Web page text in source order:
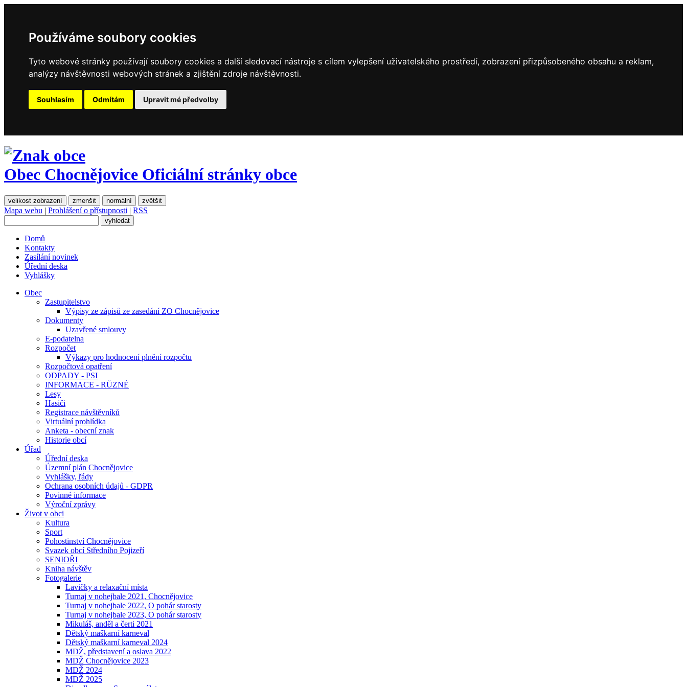
Používáme soubory cookies
Tyto webové stránky používají soubory cookies a další sledovací nástroje s cílem vylepšení uživatelského prostředí, zobrazení přizpůsobeného obsahu a reklam,
analýzy návštěvnosti webových stránek a zjištění zdroje návštěvnosti.
Souhlasím Odmítám Upravit mé předvolby
Obec Chocnějovice Oficiální stránky obce
velikost zobrazení zmenšit normální zvětšit
Mapa webu | Prohlášení o přístupnosti | RSS
Domů
Kontakty
Zasílání novinek
Úřední deska
Vyhlášky
Obec
Zastupitelstvo
Výpisy ze zápisů ze zasedání ZO Chocnějovice
Dokumenty
Uzavřené smlouvy
E-podatelna
Rozpočet
Výkazy pro hodnocení plnění rozpočtu
Rozpočtová opatření
ODPADY - PSI
INFORMACE - RŮZNÉ
Lesy
Hasiči
Registrace návštěvníků
Virtuální prohlídka
Anketa - obecní znak
Historie obcí
Úřad
Úřední deska
Územní plán Chocnějovice
Vyhlášky, řády
Ochrana osobních údajů - GDPR
Povinné informace
Výroční zprávy
Život v obci
Kultura
Sport
Pohostinství Chocnějovice
Svazek obcí Středního Pojizeří
SENIOŘI
Kniha návštěv
Fotogalerie
Lavičky a relaxační místa
Turnaj v nohejbale 2021, Chocnějovice
Turnaj v nohejbale 2022, O pohár starosty
Turnaj v nohejbale 2023, O pohár starosty
Mikuláš, anděl a čerti 2021
Dětský maškarní karneval
Dětský maškarní karneval 2024
MDŽ, představení a oslava 2022
MDŽ Chocnějovice 2023
MDŽ 2024
MDŽ 2025